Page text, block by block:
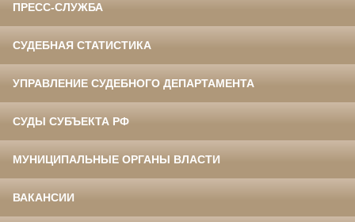
ПРЕСС-СЛУЖБА
СУДЕБНАЯ СТАТИСТИКА
УПРАВЛЕНИЕ СУДЕБНОГО ДЕПАРТАМЕНТА
СУДЫ СУБЪЕКТА РФ
МУНИЦИПАЛЬНЫЕ ОРГАНЫ ВЛАСТИ
ВАКАНСИИ